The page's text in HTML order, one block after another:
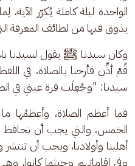
الواحدة ليلة كاملة يُكرّر الآية،
يذوق فيها من لطائف المعرفة
وكان سيدنا ﷺ يقول لسيدنا
قُمْ أذِّن فأرحنا بالصلاة، في
سيدنا: "وجُعِلَت قرة عيني في
فما أعظم الصلاة، وأعظمُها
الخمس، والتي يجب أن نحافظ
أهلينا وأولادنا، ويجب أن
وفي إقاماتهم وحيثما كانوا،